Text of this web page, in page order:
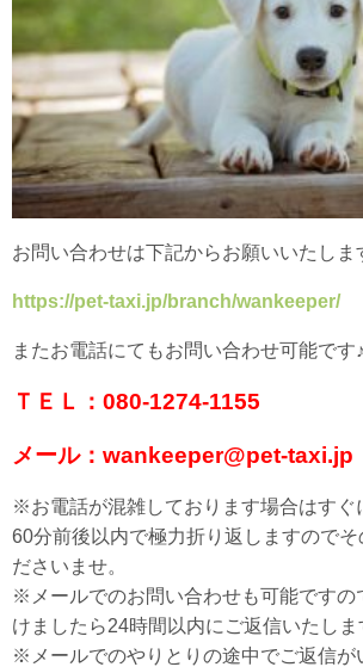
お問い合わせは下記からお願いいたしま
https://pet-taxi.jp/branch/wankeeper/
またお電話にてもお問い合わせ可能です♪
ＴＥＬ：080-1274-1155
メール：wankeeper@pet-taxi.jp
※お電話が混雑しております場合はすぐ
60分前後以内で極力折り返しますのでそ
ださいませ。
※メールでのお問い合わせも可能ですの
けましたら24時間以内にご返信いたしま
※メールでのやりとりの途中でご返信が